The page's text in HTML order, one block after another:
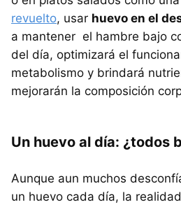
revuelto, usar huevo en el
a mantener el hambre bajo
del día, optimizará el
metabolismo y brindará
mejorarán la composición
Un huevo al día: ¿todos
Aunque aun muchos
un huevo cada día, la